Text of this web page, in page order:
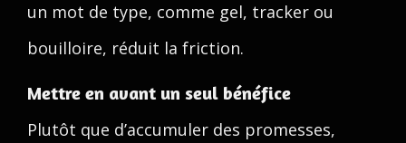
un mot de type, comme gel, tracker ou
bouilloire, réduit la friction.
Mettre en avant un seul bénéfice
Plutôt que d’accumuler des promesses,